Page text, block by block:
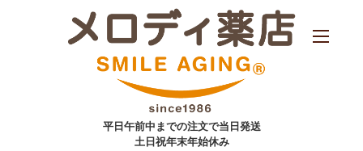
平日午前中までの注文で当日発送
土日祝年末年始休み